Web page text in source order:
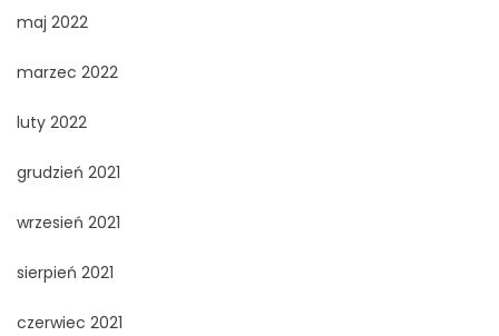
maj 2022
marzec 2022
luty 2022
grudzień 2021
wrzesień 2021
sierpień 2021
czerwiec 2021